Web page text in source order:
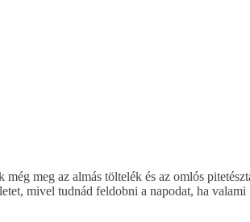
meg az almás töltelék és az omlós
mivel tudnád feldobni a napodat, ha valami